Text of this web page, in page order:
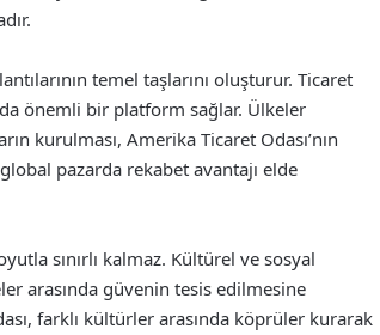
temel taşlarını oluşturur. Ticaret
önemli bir platform sağlar. Ülkeler
kurulması, Amerika Ticaret Odası’nın
pazarda rekabet avantajı elde
sınırlı kalmaz. Kültürel ve sosyal
arasında güvenin tesis edilmesine
farklı kültürler arasında köprüler kurarak